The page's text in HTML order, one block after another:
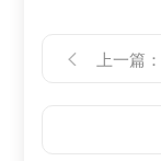
上一篇：